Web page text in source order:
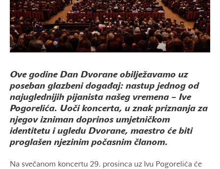
Ove godine Dan Dvorane obilježavamo uz
poseban glazbeni događaj: nastup jednog od
najuglednijih pijanista našeg vremena – Ive
Pogorelića. Uoči koncerta, u znak priznanja za
njegov izniman doprinos umjetničkom
identitetu i ugledu Dvorane, maestro će biti
proglašen njezinim počasnim članom.
Na svečanom koncertu 29. prosinca uz Ivu Pogorelića će